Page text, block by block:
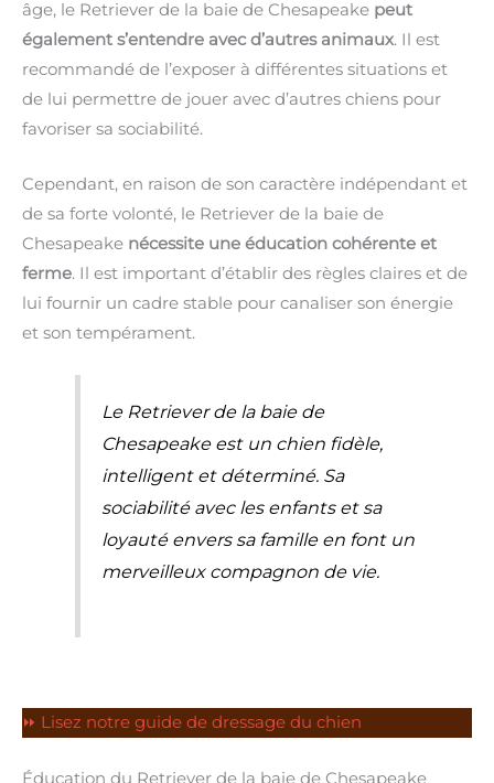
âge, le Retriever de la baie de Chesapeake peut
également s’entendre avec d’autres animaux. Il est
recommandé de l’exposer à différentes situations et
de lui permettre de jouer avec d’autres chiens pour
favoriser sa sociabilité.
Cependant, en raison de son caractère indépendant et
de sa forte volonté, le Retriever de la baie de
Chesapeake nécessite une éducation cohérente et
ferme. Il est important d’établir des règles claires et de
lui fournir un cadre stable pour canaliser son énergie
et son tempérament.
Le Retriever de la baie de
Chesapeake est un chien fidèle,
intelligent et déterminé. Sa
sociabilité avec les enfants et sa
loyauté envers sa famille en font un
merveilleux compagnon de vie.
⏩ Lisez notre guide de dressage du chien
Éducation du Retriever de la baie de Chesapeake